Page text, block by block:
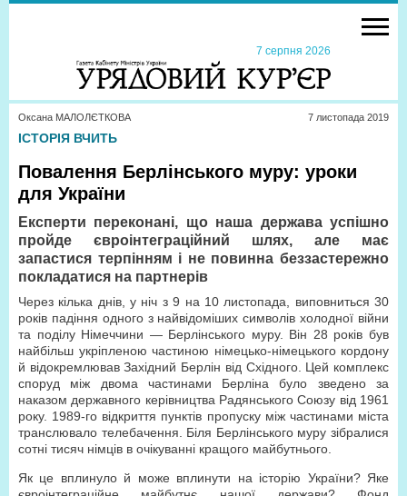
7 серпня 2026
Оксана МАЛОЛЄТКОВА 7 листопада 2019
ІСТОРІЯ ВЧИТЬ
Повалення Берлінського муру: уроки
для України
Експерти переконані, що наша держава успішно
пройде євроінтеграційний шлях, але має
запастися терпінням і не повинна беззастережно
покладатися на партнерів
Через кілька днів, у ніч з 9 на 10 листопада, виповниться 30
років падіння одного з найвідоміших символів холодної війни
та поділу Німеччини — Берлінського муру. Він 28 років був
найбільш укріпленою частиною німецько-німецького кордону
й відокремлював Західний Берлін від Східного. Цей комплекс
споруд між двома частинами Берліна було зведено за
наказом державного керівництва Радянського Союзу від 1961
року. 1989-го відкриття пунктів пропуску між частинами міста
транслювало телебачення. Біля Берлінського муру зібралися
сотні тисяч німців в очікуванні кращого майбутнього.
Як це вплинуло й може вплинути на історію України? Яке